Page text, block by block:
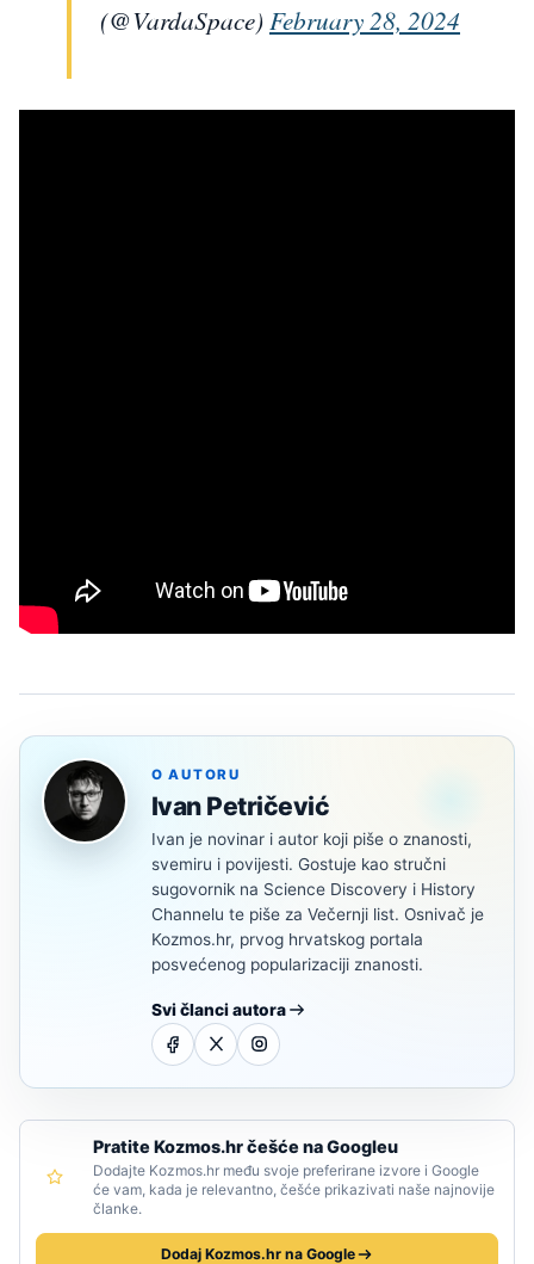
(@VardaSpace)February 28, 2024
O AUTORU
Ivan Petričević
Ivan je novinar i autor koji piše o znanosti,
svemiru i povijesti. Gostuje kao stručni
sugovornik na Science Discovery i History
Channelu te piše za Večernji list. Osnivač je
Kozmos.hr, prvog hrvatskog portala
posvećenog popularizaciji znanosti.
Svi članci autora
Pratite Kozmos.hr češće na Googleu
Dodajte Kozmos.hr među svoje preferirane izvore i Google
će vam, kada je relevantno, češće prikazivati naše najnovije
članke.
Dodaj Kozmos.hr na Google